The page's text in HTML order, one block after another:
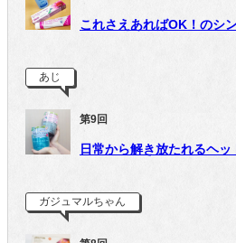
これさえあればOK！のシ
あじ
第9回
日常から解き放たれるヘッ
ガジュマルちゃん